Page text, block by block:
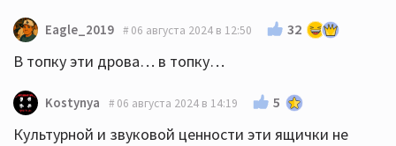
Eagle_2019 06 августа 2024 в 12:50 32
В топку эти дрова… в топку…
Kostynya 06 августа 2024 в 14:19 5
Культурной и звуковой ценности эти ящички не